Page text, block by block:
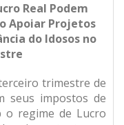
Real Podem
Apoiar Projetos
do Idosos no
trimestre de
seus impostos de
regime de Lucro